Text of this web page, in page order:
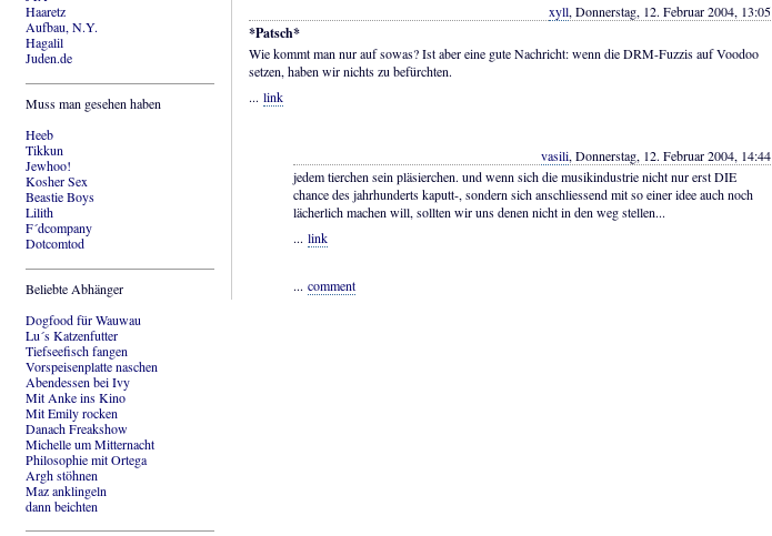
Haaretz
Aufbau, N.Y.
Hagalil
Juden.de
Muss man gesehen haben
Heeb
Tikkun
Jewhoo!
Kosher Sex
Beastie Boys
Lilith
F´dcompany
Dotcomtod
Beliebte Abhänger
Dogfood für Wauwau
Lu´s Katzenfutter
Tiefseefisch fangen
Vorspeisenplatte naschen
Abendessen bei Ivy
Mit Anke ins Kino
Mit Emily rocken
Danach Freakshow
Michelle um Mitternacht
Philosophie mit Ortega
Argh stöhnen
Maz anklingeln
dann beichten
xyll, Donnerstag, 12. Februar 2004, 13:05
*Patsch*
Wie kommt man nur auf sowas? Ist aber eine gute Nachricht: wenn die DRM-Fuzzis auf Voodoo
setzen, haben wir nichts zu befürchten.
... link
vasili, Donnerstag, 12. Februar 2004, 14:44
jedem tierchen sein pläsierchen. und wenn sich die musikindustrie nicht nur erst DIE
chance des jahrhunderts kaputt-, sondern sich anschliessend mit so einer idee auch noch
lächerlich machen will, sollten wir uns denen nicht in den weg stellen...
... link
... comment